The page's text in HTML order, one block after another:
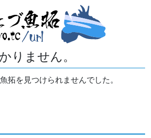
りません。
拓を見つけられませんでした。